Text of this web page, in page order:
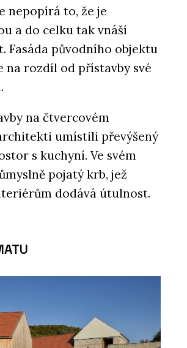
nepopírá to, že je
a do celku tak vnáší
Fasáda původního objektu
na rozdíl od přístavby své
na čtvercovém
umístili převýšený
s kuchyní. Ve svém
pojatý krb, jež
dodává útulnost.